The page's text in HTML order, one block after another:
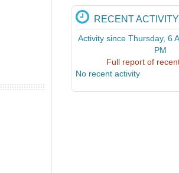
RECENT ACTIVITY
Activity since Thursday, 6
PM
Full report of
No recent activity